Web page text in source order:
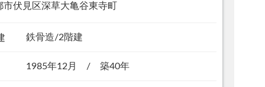
伏見区深草大亀谷東寺町
鉄骨造/2階建
1985年12月 / 築40年